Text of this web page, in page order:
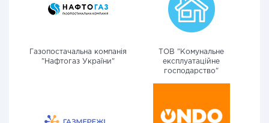
Газопостачальна компанія
"Нафтогаз України"
ТОВ "Комунальне
експлуатаційне
господарство"